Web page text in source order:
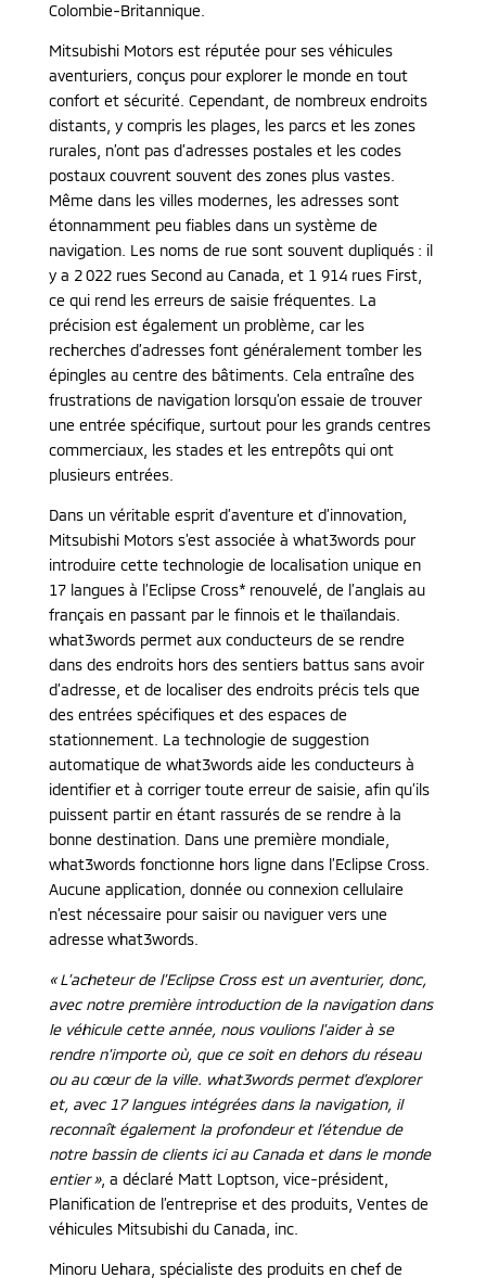
Colombie-Britannique.
Mitsubishi Motors est réputée pour ses véhicules
aventuriers, conçus pour explorer le monde en tout
confort et sécurité. Cependant, de nombreux endroits
distants, y compris les plages, les parcs et les zones
rurales, n’ont pas d’adresses postales et les codes
postaux couvrent souvent des zones plus vastes.
Même dans les villes modernes, les adresses sont
étonnamment peu fiables dans un système de
navigation. Les noms de rue sont souvent dupliqués : il
y a 2 022 rues Second au Canada, et 1 914 rues First,
ce qui rend les erreurs de saisie fréquentes. La
précision est également un problème, car les
recherches d’adresses font généralement tomber les
épingles au centre des bâtiments. Cela entraîne des
frustrations de navigation lorsqu’on essaie de trouver
une entrée spécifique, surtout pour les grands centres
commerciaux, les stades et les entrepôts qui ont
plusieurs entrées.
Dans un véritable esprit d’aventure et d’innovation,
Mitsubishi Motors s’est associée à what3words pour
introduire cette technologie de localisation unique en
17 langues à l’Eclipse Cross* renouvelé, de l’anglais au
français en passant par le finnois et le thaïlandais.
what3words permet aux conducteurs de se rendre
dans des endroits hors des sentiers battus sans avoir
d’adresse, et de localiser des endroits précis tels que
des entrées spécifiques et des espaces de
stationnement. La technologie de suggestion
automatique de what3words aide les conducteurs à
identifier et à corriger toute erreur de saisie, afin qu’ils
puissent partir en étant rassurés de se rendre à la
bonne destination. Dans une première mondiale,
what3words fonctionne hors ligne dans l’Eclipse Cross.
Aucune application, donnée ou connexion cellulaire
n’est nécessaire pour saisir ou naviguer vers une
adresse what3words.
« L’acheteur de l’Eclipse Cross est un aventurier, donc,
avec notre première introduction de la navigation dans
le véhicule cette année, nous voulions l’aider à se
rendre n’importe où, que ce soit en dehors du réseau
ou au cœur de la ville. what3words permet d’explorer
et, avec 17 langues intégrées dans la navigation, il
reconnaît également la profondeur et l’étendue de
notre bassin de clients ici au Canada et dans le monde
entier », a déclaré Matt Loptson, vice-président,
Planification de l’entreprise et des produits, Ventes de
véhicules Mitsubishi du Canada, inc.
Minoru Uehara, spécialiste des produits en chef de